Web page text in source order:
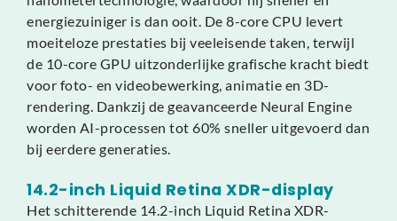
energiezuiniger is dan ooit. De 8-core CPU levert
moeiteloze prestaties bij veeleisende taken, terwijl
de 10-core GPU uitzonderlijke grafische kracht biedt
voor foto- en videobewerking, animatie en 3D-
rendering. Dankzij de geavanceerde Neural Engine
worden AI-processen tot 60% sneller uitgevoerd dan
bij eerdere generaties.
14.2-inch Liquid Retina XDR-display
Het schitterende 14.2-inch Liquid Retina XDR-